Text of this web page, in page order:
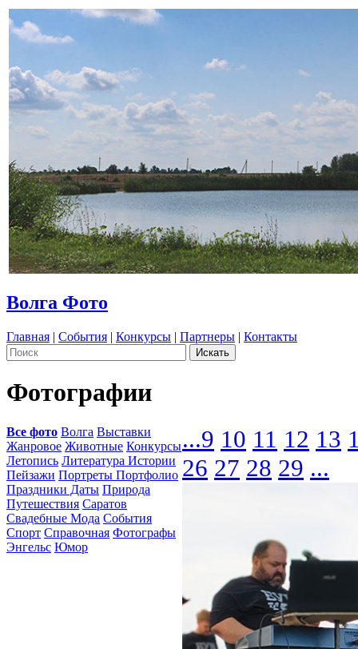
Волга Фото
Главная | События | Конкурсы | Партнеры | Контакты
Фотографии
Все фото Волга Выставки
Жанровое Животные Конкурсы
Летопись Литература Истории
Пейзажи Портреты Портфолио
Праздники Даты Природа
Путешествия Саратов
Свадебные Мода События
Спорт Справочная Фотографы
Энгельс Юмор
...9 10 11 12 13
26 27 28 29 ...